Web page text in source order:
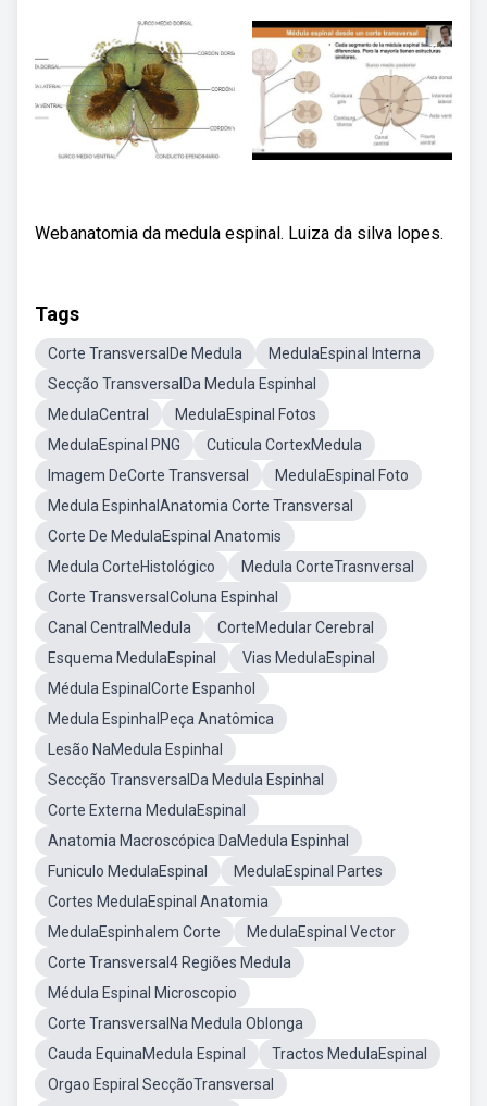
Webanatomia da medula espinal. Luiza da silva lopes.
Tags
Corte TransversalDe Medula
MedulaEspinal Interna
Secção TransversalDa Medula Espinhal
MedulaCentral
MedulaEspinal Fotos
MedulaEspinal PNG
Cuticula CortexMedula
Imagem DeCorte Transversal
MedulaEspinal Foto
Medula EspinhalAnatomia Corte Transversal
Corte De MedulaEspinal Anatomis
Medula CorteHistológico
Medula CorteTrasnversal
Corte TransversalColuna Espinhal
Canal CentralMedula
CorteMedular Cerebral
Esquema MedulaEspinal
Vias MedulaEspinal
Médula EspinalCorte Espanhol
Medula EspinhalPeça Anatômica
Lesão NaMedula Espinhal
Seccção TransversalDa Medula Espinhal
Corte Externa MedulaEspinal
Anatomia Macroscópica DaMedula Espinhal
Funiculo MedulaEspinal
MedulaEspinal Partes
Cortes MedulaEspinal Anatomia
MedulaEspinhalem Corte
MedulaEspinal Vector
Corte Transversal4 Regiões Medula
Médula Espinal Microscopio
Corte TransversalNa Medula Oblonga
Cauda EquinaMedula Espinal
Tractos MedulaEspinal
Orgao Espiral SecçãoTransversal